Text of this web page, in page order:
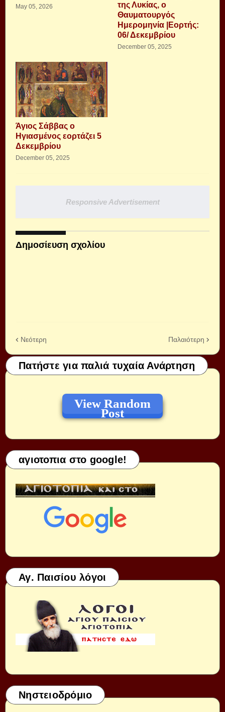
May 05, 2026
της Λυκίας, ο
Θαυματουργός
Ημερομηνία |Εορτής:
06/ Δεκεμβρίου
December 05, 2025
Άγιος Σάββας ο
Ηγιασμένος εορτάζει 5
Δεκεμβρίου
December 05, 2025
Responsive Advertisement
Δημοσίευση σχολίου
Νεότερη Παλαιότερη
Πατήστε για παλιά τυχαία Ανάρτηση
View Random
Post
αγιοτοπια στο google!
Αγ. Παισίου λόγοι
Νηστειοδρόμιο